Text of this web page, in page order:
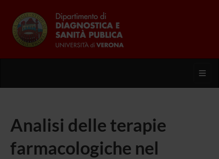
Analisi delle terapie
farmacologiche nel